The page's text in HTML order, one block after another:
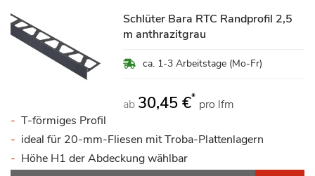
Schlüter Bara RTC Randprofil 2,5
m anthrazitgrau
ca. 1-3 Arbeitstage (Mo-Fr)
ab 30,45 €* pro lfm
T-förmiges Profil
ideal für 20-mm-Fliesen mit Troba-Plattenlagern
Höhe H1 der Abdeckung wählbar